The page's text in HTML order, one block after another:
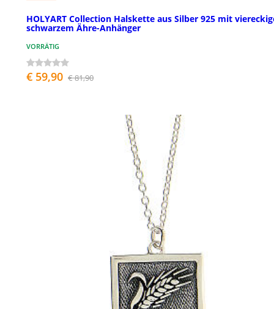
HOLYART Collection Halskette aus Silber 925 mit
schwarzem Ähre-Anhänger
VORRÄTIG
€ 59,90 € 81,90